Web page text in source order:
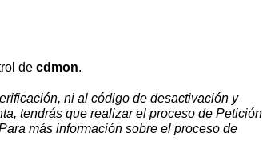
de cdmon.
ni al código de desactivación y
tendrás que realizar el proceso de Petición
más información sobre el proceso de